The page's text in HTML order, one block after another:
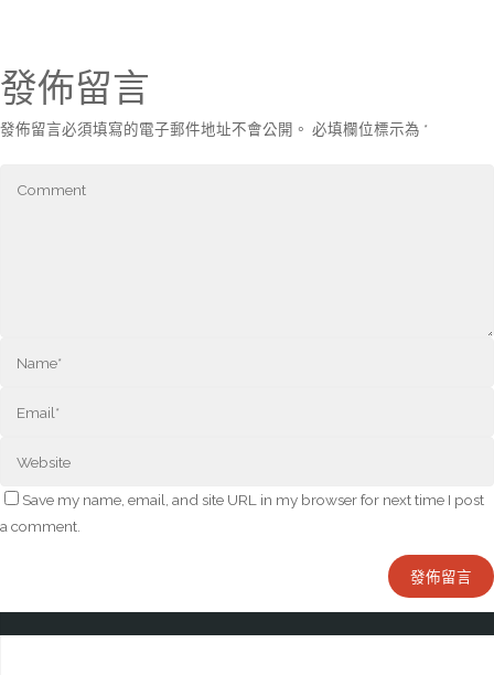
發佈留言
發佈留言必須填寫的電子郵件地址不會公開。 必填欄位標示為 *
Save my name, email, and site URL in my browser for next time I post
a comment.